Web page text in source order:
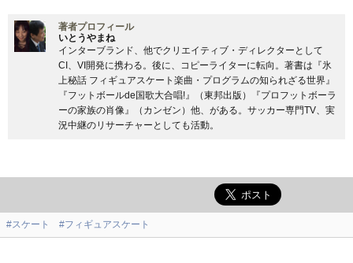
著者プロフィール
いとうやまね
インターブランド、他でクリエイティブ・ディレクターとして
CI、VI開発に携わる。後に、コピーライターに転向。著書は『氷
上秘話 フィギュアスケート楽曲・プログラムの知られざる世界』
『フットボールde国歌大合唱!』（東邦出版）『プロフットボーラ
ーの家族の肖像』（カンゼン）他、がある。サッカー専門TV、実
況中継のリサーチャーとしても活動。
#スケート #フィギュアスケート